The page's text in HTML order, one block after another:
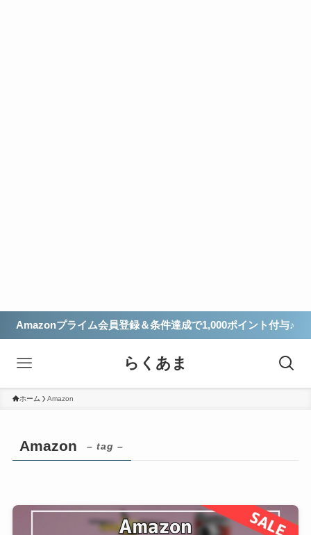
Amazonプライム会員登録＆条件達成で1,000ポイント付与♪
らくあま
ホーム Amazon
Amazon – tag –